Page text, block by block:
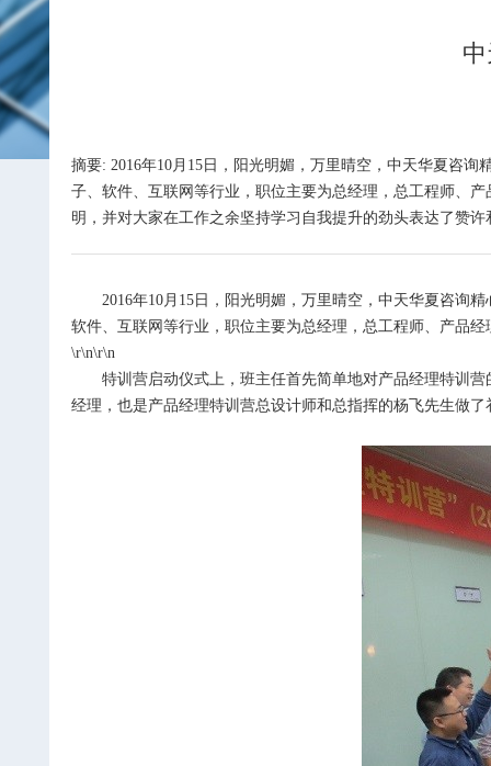
摘要: 2016年10月15日，阳光明媚，万里晴空，中天华夏咨
子、软件、互联网等行业，职位主要为总经理，总工程师、
明，并对大家在工作之余坚持学习自我提升的劲头表达了赞
2016年10月 15 日，阳光明媚，万里晴空，中天华夏咨询
软件、互联网等行业，职位主要为总经理，总工程师、产品
\r\n\r\n
特训营启动仪式上，班主任首先简单地对产品经理特训
经理，也是产品经理特训营总设计师和总指挥的杨飞先生做